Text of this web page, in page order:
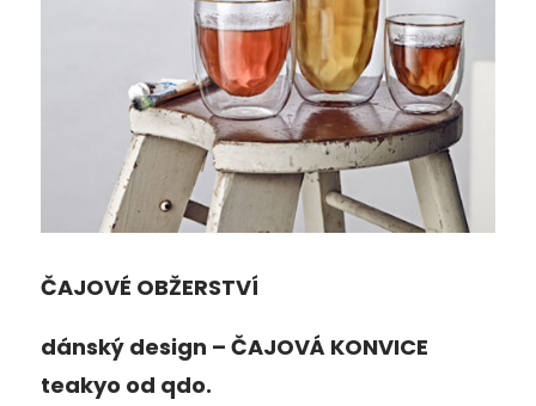
ČAJOVÉ OBŽERSTVÍ
dánský design – ČAJOVÁ KONVICE
teakyo od qdo.